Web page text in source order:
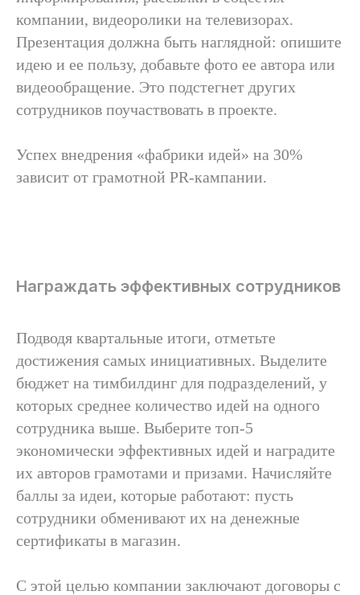
компании, видеоролики на телевизорах.
Презентация должна быть наглядной: опишите
идею и ее пользу, добавьте фото ее автора или
видеообращение. Это подстегнет других
сотрудников поучаствовать в проекте.
Успех внедрения «фабрики идей» на 30%
зависит от грамотной PR-кампании.
Награждать эффективных сотрудников
Подводя квартальные итоги, отметьте
достижения самых инициативных. Выделите
бюджет на тимбилдинг для подразделений, у
которых среднее количество идей на одного
сотрудника выше. Выберите топ-5
экономически эффективных идей и наградите
их авторов грамотами и призами. Начисляйте
баллы за идеи, которые работают: пусть
сотрудники обменивают их на денежные
сертификаты в магазин.
С этой целью компании заключают договоры с
/свяжитесь с нами,
чтобы